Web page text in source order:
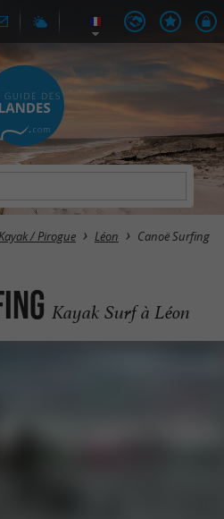
/ Pirogue Léon Canoë Surfing
Kayak Surf à Léon